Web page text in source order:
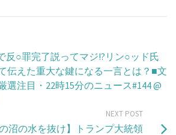
反○罪完了説ってマジ!?リン○ッド氏
伝えた重大な鍵になる一言とは？■文
選注目・22時15分のニュース#144 @
NEXT POST
沼の水を抜け】トランプ大統領